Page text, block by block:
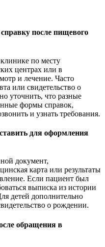
после пищевого
по месту
центрах или в
и лечение. Часто
или свидетельство о
уточнить, что разные
формы справок,
и узнать требования.
для оформления
документ,
карта или результаты
Если пациент был
выписка из истории
детей дополнительно
о рождении.
обращения в